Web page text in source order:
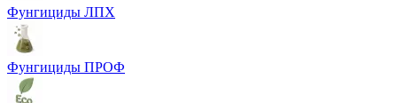
Фунгициды ЛПХ
Фунгициды ПРОФ